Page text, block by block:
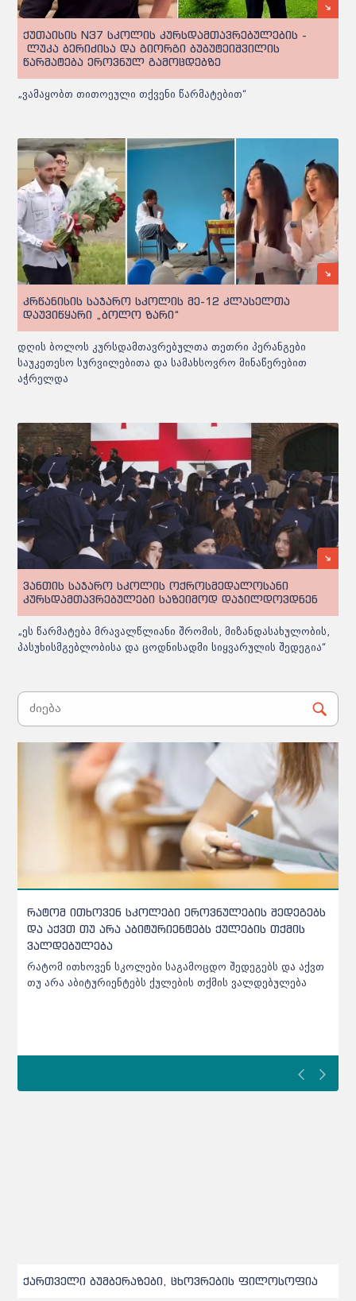
ქუთაისის N37 სკოლის კურსდამთავრებულების -
ლუკა ბერიძისა და გიორგი ბუბუტეიშვილის
წარმატება ეროვნულ გამოცდებზე
„ვამაყობთ თითოეული თქვენი წარმატებით“
კრწანისის საჯარო სკოლის მე-12 კლასელთა
დაუვიწყარი „ბოლო ზარი“
დღის ბოლოს კურსდამთავრებულთა თეთრი პერანგები
საუკეთესო სურვილებითა და სამახსოვრო მინაწერებით
აჭრელდა
ვანთის საჯარო სკოლის ოქროსმედალოსანი
კურსდამთავრებულები საზეიმოდ დაჯილდოვდნენ
„ეს წარმატება მრავალწლიანი შრომის, მიზანდასახულობის,
პასუხისმგებლობისა და ცოდნისადმი სიყვარულის შედეგია“
აბიტურიენტთა ცნობარში ცვლილებებია - რომელ
პროგრამას გაუუქმდა აკრედიტაცია
NAEC აბიტურიენტთა ცნობარში შეტანილ ცვლილებებს
საიტზე აღარ აქვეყნებს - აბიტურიენტებს მხოლოდ SMS-
ები ეგზავნებათ
ქართველი ბუმბერაზები, ცხოვრების ფილოსოფია